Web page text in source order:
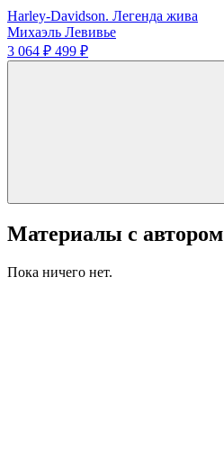
Harley-Davidson. Легенда жива
Михаэль Левивье
3 064 ₽ 499 ₽
Материалы с автором
Пока ничего нет.